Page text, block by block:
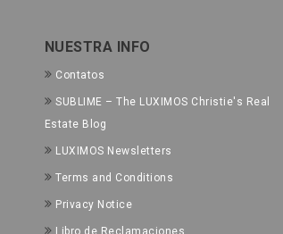
NUESTRA INFO
Contatos
SUBLIME – The LUXIMOS Christie's Real
Estate Blog
LUXIMOS Newsletters
Terms and Conditions
Privacy Notice
Libro de Reclamaciones